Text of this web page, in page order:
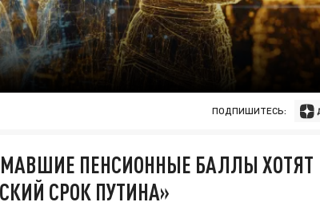
ПОДПИШИТЕСЬ:
ПЕНСИОННЫЕ БАЛЛЫ ХОТЯТ
СРОК ПУТИНА»